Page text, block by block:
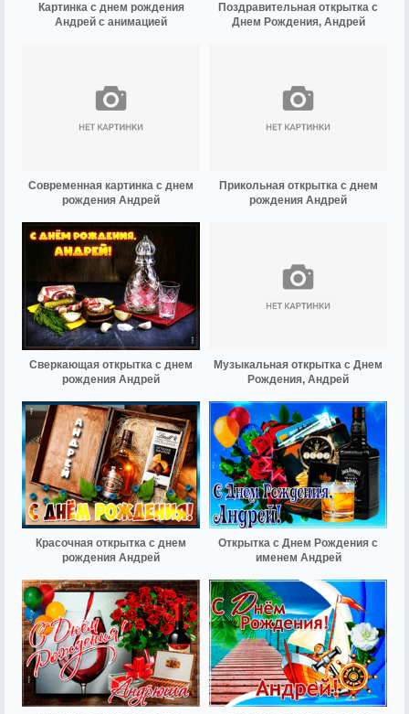
Картинка с днем рождения
Андрей с анимацией
Поздравительная открытка с
Днем Рождения, Андрей
Современная картинка с днем
рождения Андрей
Прикольная открытка с днем
рождения Андрей
Сверкающая открытка с днем
рождения Андрей
Музыкальная открытка с Днем
Рождения, Андрей
Красочная открытка с днем
рождения Андрей
Открытка с Днем Рождения с
именем Андрей